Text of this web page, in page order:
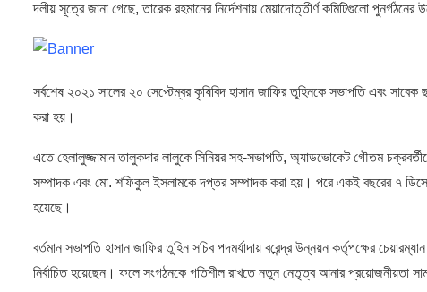
দলীয় সূত্রে জানা গেছে, তারেক রহমানের নির্দেশনায় মেয়াদোত্তীর্ণ কমিটিগুলো
সর্বশেষ ২০২১ সালের ২০ সেপ্টেম্বর কৃষিবিদ হাসান জাফির তুহিনকে সভাপতি এবং
করা হয়।
এতে হেলালুজ্জামান তালুকদার লালুকে সিনিয়র সহ-সভাপতি, অ্যাডভোকেট গৌতম
সম্পাদক এবং মো. শফিকুল ইসলামকে দপ্তর সম্পাদক করা হয়। পরে একই বছরের ৭
হয়েছে।
বর্তমান সভাপতি হাসান জাফির তুহিন সচিব পদমর্যাদায় বরেন্দ্র উন্নয়ন কর্তৃপক্ষের
নির্বাচিত হয়েছেন। ফলে সংগঠনকে গতিশীল রাখতে নতুন নেতৃত্ব আনার প্রয়োজনীয়তা